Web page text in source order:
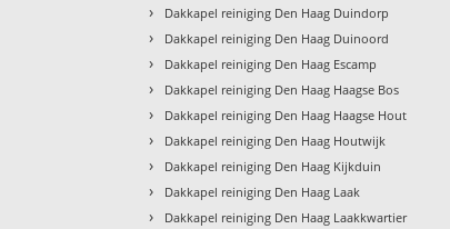
› Dakkapel reiniging Den Haag Duindorp
› Dakkapel reiniging Den Haag Duinoord
› Dakkapel reiniging Den Haag Escamp
› Dakkapel reiniging Den Haag Haagse Bos
› Dakkapel reiniging Den Haag Haagse Hout
› Dakkapel reiniging Den Haag Houtwijk
› Dakkapel reiniging Den Haag Kijkduin
› Dakkapel reiniging Den Haag Laak
› Dakkapel reiniging Den Haag Laakkwartier